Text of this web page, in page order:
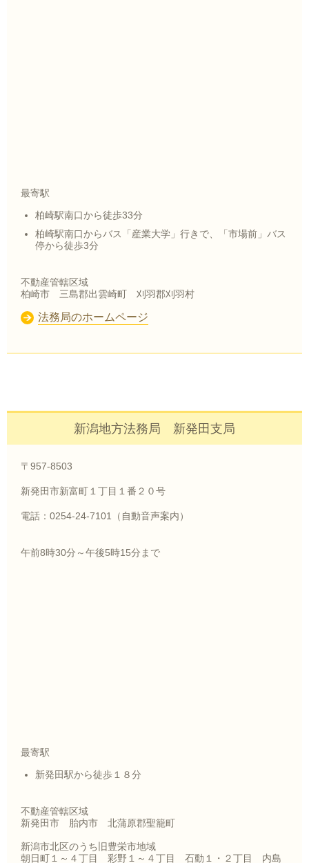
最寄駅
柏崎駅南口から徒歩33分
柏崎駅南口からバス「産業大学」行きで、「市場前」バス
停から徒歩3分
不動産管轄区域
柏崎市 三島郡出雲崎町 刈羽郡刈羽村
法務局のホームページ
新潟地方法務局 新発田支局
〒957-8503
新発田市新富町１丁目１番２０号
電話：0254-24-7101（自動音声案内）
午前8時30分～午後5時15分まで
最寄駅
新発田駅から徒歩１８分
不動産管轄区域
新発田市 胎内市 北蒲原郡聖籠町
新潟市北区のうち旧豊栄市地域
朝日町１～４丁目 彩野１～４丁目 石動１・２丁目 内島